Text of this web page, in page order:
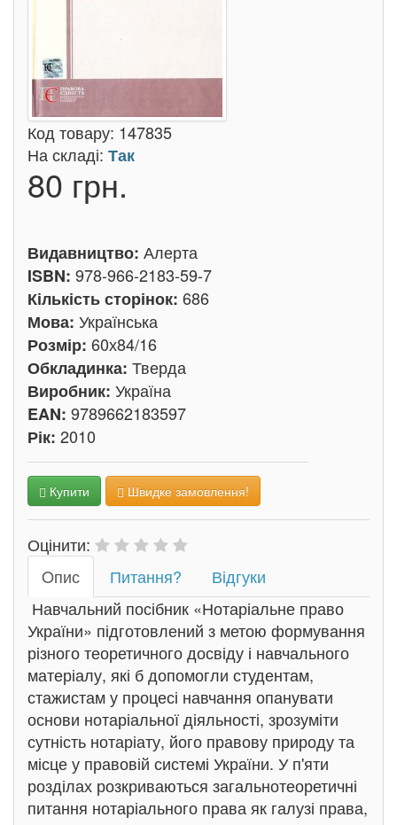
Код товару: 147835
На складі: Так
80 грн.
Видавництво: Алерта
ISBN: 978-966-2183-59-7
Кількість сторінок: 686
Мова: Українська
Розмір: 60х84/16
Обкладинка: Тверда
Виробник: Україна
EAN: 9789662183597
Рік: 2010
Купити Швидке замовлення!
Оцінити:
Oпис
Питання?
Відгуки
Навчальний посібник «Нотаріальне право
України» підготовлений з метою формування
різного теоретичного досвіду і навчального
матеріалу, які б допомогли студентам,
стажистам у процесі навчання опанувати
основи нотаріальної діяльності, зрозуміти
сутність нотаріату, його правову природу та
місце у правовій системі України. У п'яти
розділах розкриваються загальнотеоретичні
питання нотаріального права як галузі права,